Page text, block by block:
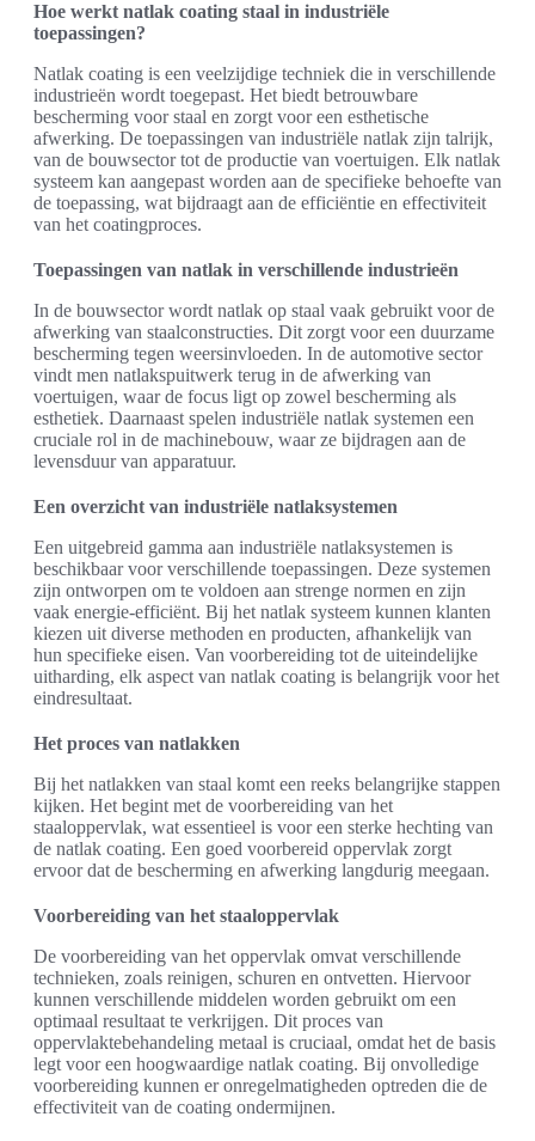
Hoe werkt natlak coating staal in industriële
toepassingen?
Natlak coating is een veelzijdige techniek die in verschillende
industrieën wordt toegepast. Het biedt betrouwbare
bescherming voor staal en zorgt voor een esthetische
afwerking. De toepassingen van industriële natlak zijn talrijk,
van de bouwsector tot de productie van voertuigen. Elk natlak
systeem kan aangepast worden aan de specifieke behoefte van
de toepassing, wat bijdraagt aan de efficiëntie en effectiviteit
van het coatingproces.
Toepassingen van natlak in verschillende industrieën
In de bouwsector wordt natlak op staal vaak gebruikt voor de
afwerking van staalconstructies. Dit zorgt voor een duurzame
bescherming tegen weersinvloeden. In de automotive sector
vindt men natlakspuitwerk terug in de afwerking van
voertuigen, waar de focus ligt op zowel bescherming als
esthetiek. Daarnaast spelen industriële natlak systemen een
cruciale rol in de machinebouw, waar ze bijdragen aan de
levensduur van apparatuur.
Een overzicht van industriële natlaksystemen
Een uitgebreid gamma aan industriële natlaksystemen is
beschikbaar voor verschillende toepassingen. Deze systemen
zijn ontworpen om te voldoen aan strenge normen en zijn
vaak energie-efficiënt. Bij het natlak systeem kunnen klanten
kiezen uit diverse methoden en producten, afhankelijk van
hun specifieke eisen. Van voorbereiding tot de uiteindelijke
uitharding, elk aspect van natlak coating is belangrijk voor het
eindresultaat.
Het proces van natlakken
Bij het natlakken van staal komt een reeks belangrijke stappen
kijken. Het begint met de voorbereiding van het
staaloppervlak, wat essentieel is voor een sterke hechting van
de natlak coating. Een goed voorbereid oppervlak zorgt
ervoor dat de bescherming en afwerking langdurig meegaan.
Voorbereiding van het staaloppervlak
De voorbereiding van het oppervlak omvat verschillende
technieken, zoals reinigen, schuren en ontvetten. Hiervoor
kunnen verschillende middelen worden gebruikt om een
optimaal resultaat te verkrijgen. Dit proces van
oppervlaktebehandeling metaal is cruciaal, omdat het de basis
legt voor een hoogwaardige natlak coating. Bij onvolledige
voorbereiding kunnen er onregelmatigheden optreden die de
effectiviteit van de coating ondermijnen.